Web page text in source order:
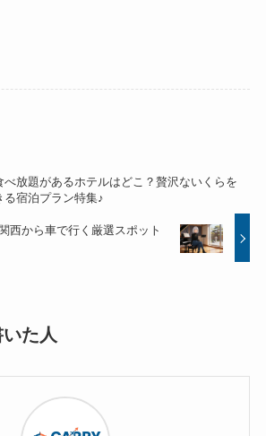
べ放題があるホテルはどこ？贅沢ないくらを
る宿泊プラン特集♪
西から車で行く厳選スポット
た人